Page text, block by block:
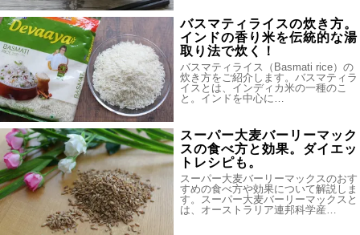
バスマティライスの炊き方。
インドの香り米を伝統的な湯
取り法で炊く！
バスマティライス（Basmati rice）の
炊き方をご紹介します。バスマティラ
イスとは、インディカ米の一種のこ
と。インドを中心に…
スーパー大麦バーリーマック
スの食べ方と効果。ダイエッ
トレシピも。
スーパー大麦バーリーマックスのおす
すめの食べ方や効果について解説しま
す。スーパー大麦バーリーマックスと
は、オーストラリア連邦科学産…